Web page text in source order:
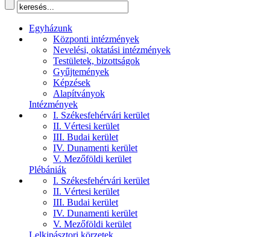
Egyházunk
Központi intézmények
Nevelési, oktatási intézmények
Testületek, bizottságok
Gyűjtemények
Képzések
Alapítványok
Intézmények
I. Székesfehérvári kerület
II. Vértesi kerület
III. Budai kerület
IV. Dunamenti kerület
V. Mezőföldi kerület
Plébániák
I. Székesfehérvári kerület
II. Vértesi kerület
III. Budai kerület
IV. Dunamenti kerület
V. Mezőföldi kerület
Lelkipásztori körzetek